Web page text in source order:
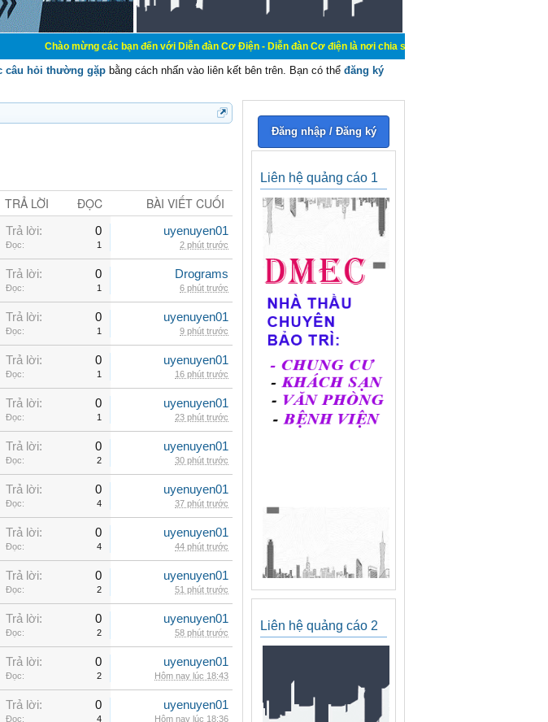
mừng các bạn đến với Diễn đàn Cơ Điện - Diễn đàn Cơ điện là nơi chia sẽ kiến thức kinh nghiệm trong lãnh vực
câu hỏi thường gặp bằng cách nhấn vào liên kết bên trên. Bạn có thể đăng ký
TRẢ LỜI ĐỌC BÀI VIẾT CUỐI
Trả lời: 0
Đọc: 1
uyenuyen01
2 phút trước
Trả lời: 0
Đọc: 1
Drograms
6 phút trước
Trả lời: 0
Đọc: 1
uyenuyen01
9 phút trước
Trả lời: 0
Đọc: 1
uyenuyen01
16 phút trước
Trả lời: 0
Đọc: 1
uyenuyen01
23 phút trước
Trả lời: 0
Đọc: 2
uyenuyen01
30 phút trước
Trả lời: 0
Đọc: 4
uyenuyen01
37 phút trước
Trả lời: 0
Đọc: 4
uyenuyen01
44 phút trước
Trả lời: 0
Đọc: 2
uyenuyen01
51 phút trước
Trả lời: 0
Đọc: 2
uyenuyen01
58 phút trước
Trả lời: 0
Đọc: 2
uyenuyen01
Hôm nay lúc 18:43
Trả lời: 0
Đọc: 4
uyenuyen01
Hôm nay lúc 18:36
Đăng nhập / Đăng ký
Liên hệ quảng cáo 1
Liên hệ quảng cáo 2